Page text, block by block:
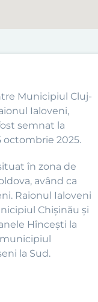
Municipiul Cluj-
Ialoveni,
semnat la
octombrie 2025.
în zona de
având ca
Raionul Ialoveni
Chişinău și
Hîncești la
municipiul
la Sud.